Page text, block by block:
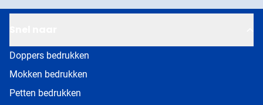
Doppers bedrukken
Mokken bedrukken
Petten bedrukken